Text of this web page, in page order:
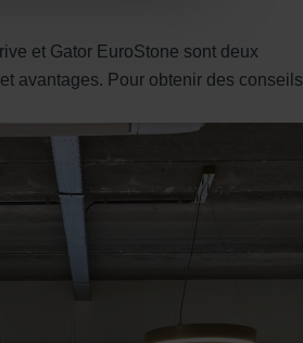
et Gator EuroStone sont deux
avantages. Pour obtenir des conseils